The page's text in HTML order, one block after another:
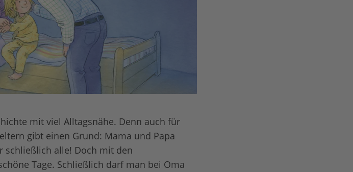
mit viel Alltagsnähe. Denn auch für
gibt einen Grund: Mama und Papa
schließlich alle! Doch mit den
Tage. Schließlich darf man bei Oma